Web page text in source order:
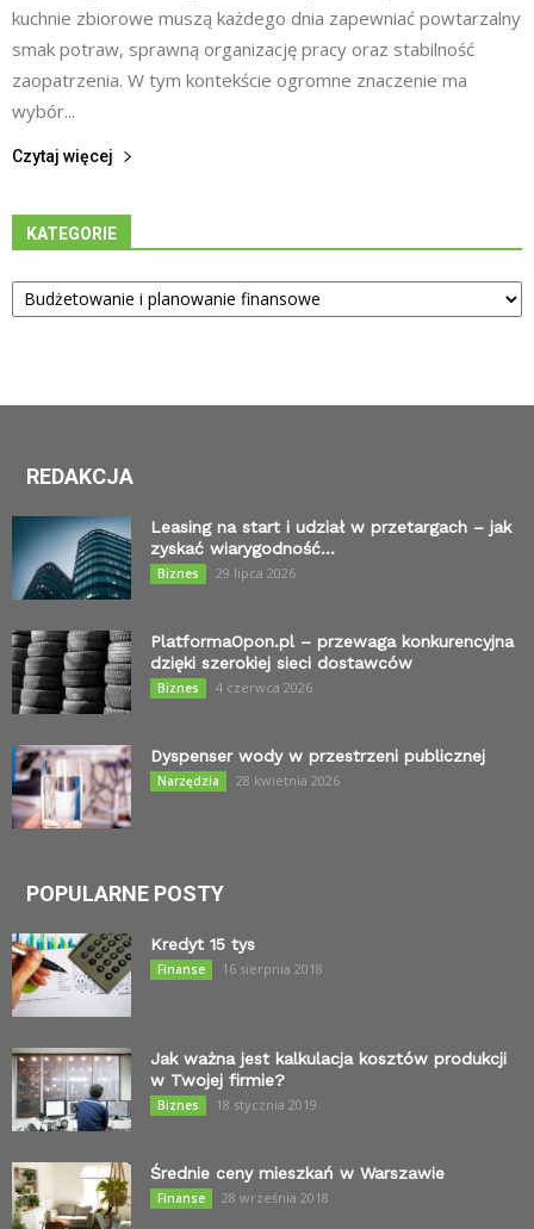
kuchnie zbiorowe muszą każdego dnia zapewniać powtarzalny
smak potraw, sprawną organizację pracy oraz stabilność
zaopatrzenia. W tym kontekście ogromne znaczenie ma
wybór...
Czytaj więcej
KATEGORIE
Kategorie
REDAKCJA
Leasing na start i udział w przetargach – jak
zyskać wiarygodność...
Biznes 29 lipca 2026
PlatformaOpon.pl – przewaga konkurencyjna
dzięki szerokiej sieci dostawców
Biznes 4 czerwca 2026
Dyspenser wody w przestrzeni publicznej
Narzędzia 28 kwietnia 2026
POPULARNE POSTY
Kredyt 15 tys
Finanse 16 sierpnia 2018
Jak ważna jest kalkulacja kosztów produkcji
w Twojej firmie?
Biznes 18 stycznia 2019
Średnie ceny mieszkań w Warszawie
Finanse 28 września 2018